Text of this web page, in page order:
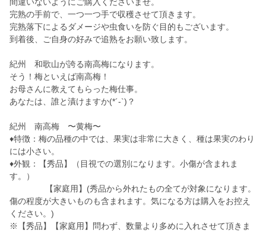
完熟の手前で、一つ一つ手で収穫させて頂きます。
完熟落下によるダメージや虫食いを防ぐ目的もございます。
到着後、ご自身の好みで追熟をお願い致します。
紀州 和歌山が誇る南高梅になります。
そう！梅といえば南高梅！
お母さんに教えてもらった梅仕事。
あなたは、誰と漬けますか(*´-`)？
紀州 南高梅 〜黄梅〜
♦︎特徴：梅の品種の中では、果実は非常に大きく、種は果実のわり
には小さい。
♦︎外観：【秀品】（目視での選別になります。小傷が含まれま
す。）
【家庭用】(秀品から外れたもの全てが対象になります。
傷の程度が大きいものも含まれます。気になる方は購入をお控え
ください。)
※【秀品】【家庭用】問わず、数量より多めに入れさせて頂きま